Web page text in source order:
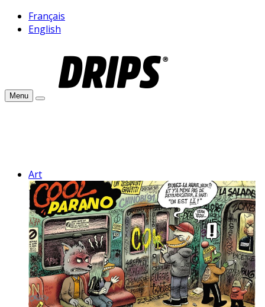
Français
English
Menu
Art